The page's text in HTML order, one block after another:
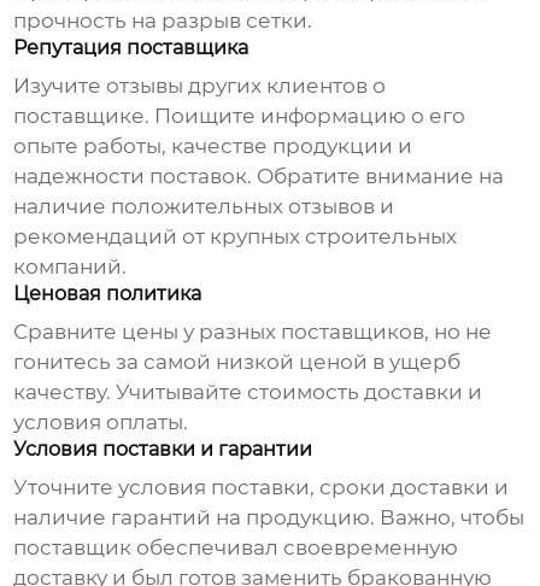
прочность на разрыв сетки.
Репутация поставщика
Изучите отзывы других клиентов о
поставщике. Поищите информацию о его
опыте работы, качестве продукции и
надежности поставок. Обратите внимание на
наличие положительных отзывов и
рекомендаций от крупных строительных
компаний.
Ценовая политика
Сравните цены у разных поставщиков, но не
гонитесь за самой низкой ценой в ущерб
качеству. Учитывайте стоимость доставки и
условия оплаты.
Условия поставки и гарантии
Уточните условия поставки, сроки доставки и
наличие гарантий на продукцию. Важно, чтобы
поставщик обеспечивал своевременную
доставку и был готов заменить бракованную